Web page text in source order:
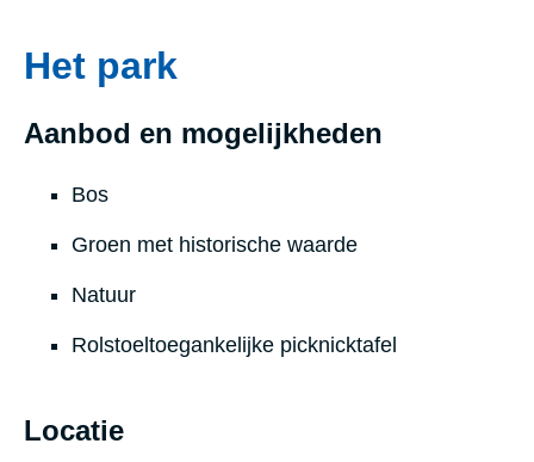
Het park
Aanbod en mogelijkheden
Bos
Groen met historische waarde
Natuur
Rolstoeltoegankelijke picknicktafel
Locatie